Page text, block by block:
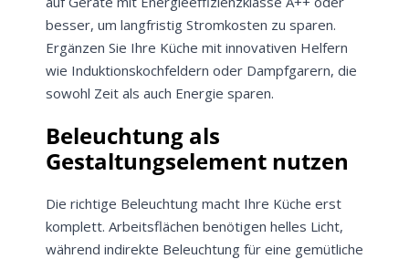
besser, um langfristig Stromkosten zu sparen.
Ergänzen Sie Ihre Küche mit innovativen Helfern
wie Induktionskochfeldern oder Dampfgarern, die
sowohl Zeit als auch Energie sparen.
Beleuchtung als
Gestaltungselement nutzen
Die richtige Beleuchtung macht Ihre Küche erst
komplett. Arbeitsflächen benötigen helles Licht,
während indirekte Beleuchtung für eine gemütliche